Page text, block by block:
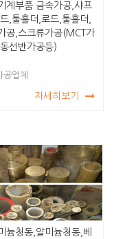
계부품 금속가공,샤프
,툴홀더,로드,툴홀더,
공,스크류가공(MCT가
선반가공등)
공업체
자세히보기
늄청동,알미늄청동,베